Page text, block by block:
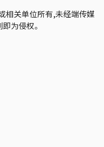
相关单位所有,未经端传媒
为侵权。